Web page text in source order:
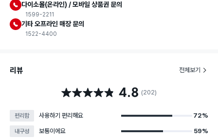
다이소몰(온라인) / 모바일 상품권 문의
1599-2211
기타 오프라인 매장 문의
1522-4400
리뷰 전체보기
별점 4.8점 4.8 (202)
편리함 사용하기 편리해요 72%
내구성 보통이에요 59%